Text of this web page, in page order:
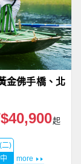
金佛手橋、北
起
二)
more